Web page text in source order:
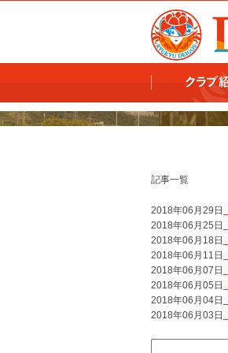
記事一覧
2018年06月29日
2018年06月25日
2018年06月18日
2018年06月11日
2018年06月07日
2018年06月05日
2018年06月04日
2018年06月03日